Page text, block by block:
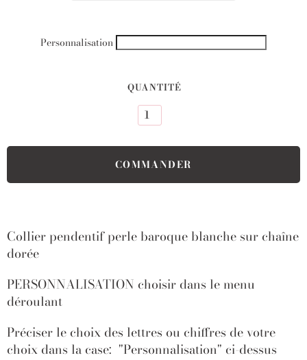
Personnalisation
QUANTITÉ
Collier pendentif perle baroque blanchesur chaîne
dorée
PERSONNALISATION choisir dans le menu
déroulant
Préciser le choix des lettres ou chiffres de votre
choix dans la case: "Personnalisation" ci-dessus